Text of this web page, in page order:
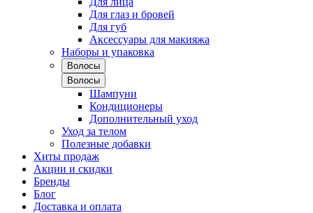
Для глаз и бровей
Для губ
Аксессуары для макияжа
Наборы и упаковка
Волосы
Волосы
Шампуни
Кондиционеры
Дополнительный уход
Уход за телом
Полезные добавки
Хиты продаж
Акции и скидки
Бренды
Блог
Доставка и оплата